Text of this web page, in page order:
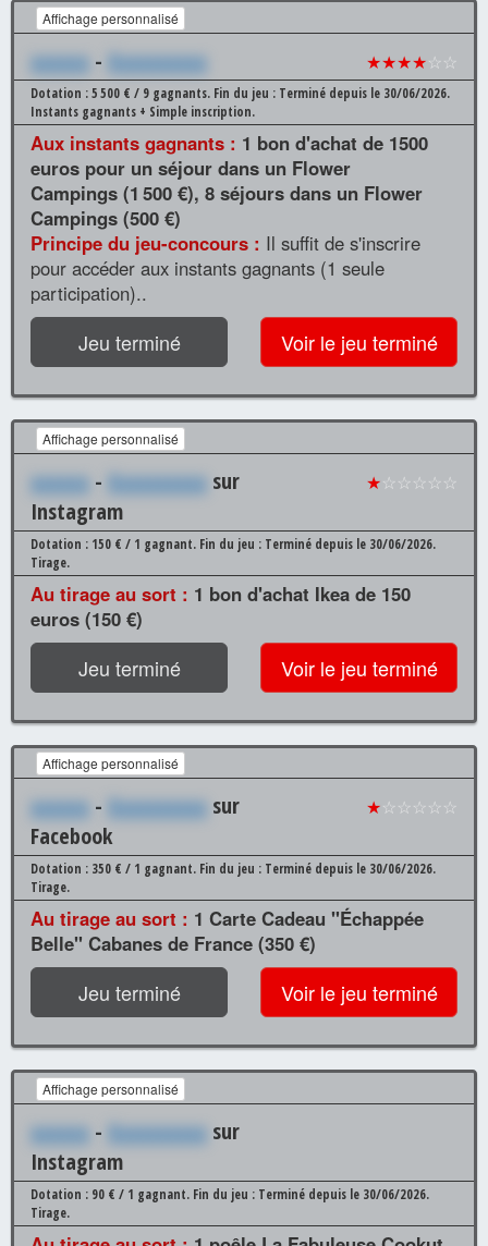
Affichage personnalisé
xxxxxx - Xxxxxxxxxx ★★★★☆☆
Dotation : 5 500 € / 9 gagnants. Fin du jeu : Terminé depuis le 30/06/2026.
Instants gagnants + Simple inscription.
Aux instants gagnants : 1 bon d'achat de 1500
euros pour un séjour dans un Flower
Campings (1 500 €), 8 séjours dans un Flower
Campings (500 €)
Principe du jeu-concours : Il suffit de s'inscrire
pour accéder aux instants gagnants (1 seule
participation)..
Jeu terminé Voir le jeu terminé
Affichage personnalisé
xxxxxx - Xxxxxxxxxx sur
Instagram
★☆☆☆☆☆
Dotation : 150 € / 1 gagnant. Fin du jeu : Terminé depuis le 30/06/2026.
Tirage.
Au tirage au sort : 1 bon d'achat Ikea de 150
euros (150 €)
Jeu terminé Voir le jeu terminé
Affichage personnalisé
xxxxxx - Xxxxxxxxxx sur
Facebook
★☆☆☆☆☆
Dotation : 350 € / 1 gagnant. Fin du jeu : Terminé depuis le 30/06/2026.
Tirage.
Au tirage au sort : 1 Carte Cadeau "Échappée
Belle" Cabanes de France (350 €)
Jeu terminé Voir le jeu terminé
Affichage personnalisé
xxxxxx - Xxxxxxxxxx sur
Instagram
Dotation : 90 € / 1 gagnant. Fin du jeu : Terminé depuis le 30/06/2026.
Tirage.